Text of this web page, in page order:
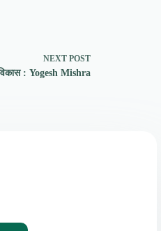
NEXT POST
: Yogesh Mishra